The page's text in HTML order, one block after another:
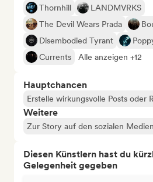
Thornhill
LANDMVRKS
The Devil Wears Prada
Disembodied Tyrant
Currents
Alle anzeigen +12
Hauptchancen
Erstelle wirkungsvolle Posts oder
Weitere
Zur Story auf den sozialen
Diesen Künstlern hast du
Gelegenheit gegeben